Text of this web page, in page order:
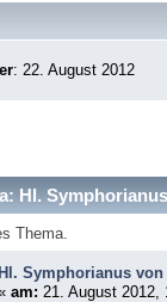
: 22. August 2012
Hl.
Thema.
Hl. Symphorianus
am: 21. August 2012,